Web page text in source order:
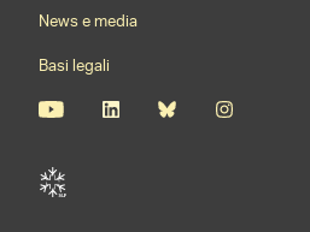
News e media
Basi legali